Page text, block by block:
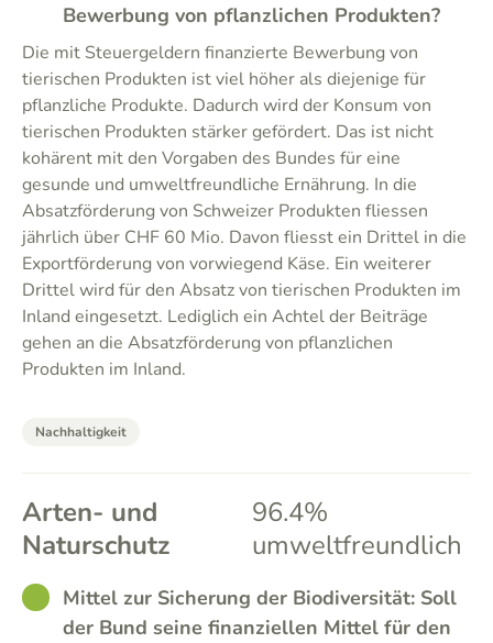
Bewerbung von pflanzlichen Produkten?
Die mit Steuergeldern finanzierte Bewerbung von
tierischen Produkten ist viel höher als diejenige für
pflanzliche Produkte. Dadurch wird der Konsum von
tierischen Produkten stärker gefördert. Das ist nicht
kohärent mit den Vorgaben des Bundes für eine
gesunde und umweltfreundliche Ernährung. In die
Absatzförderung von Schweizer Produkten fliessen
jährlich über CHF 60 Mio. Davon fliesst ein Drittel in die
Exportförderung von vorwiegend Käse. Ein weiterer
Drittel wird für den Absatz von tierischen Produkten im
Inland eingesetzt. Lediglich ein Achtel der Beiträge
gehen an die Absatzförderung von pflanzlichen
Produkten im Inland.
Nachhaltigkeit
Arten- und
Naturschutz
96.4%
umweltfreundlich
GOODMittel zur Sicherung der Biodiversität: Soll
der Bund seine finanziellen Mittel für den